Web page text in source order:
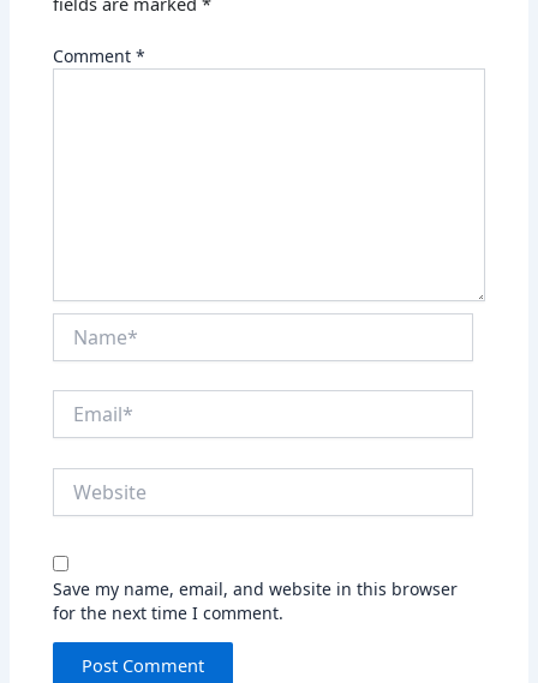
Comment*
Save my name, email, and website in this browser
for the next time I comment.